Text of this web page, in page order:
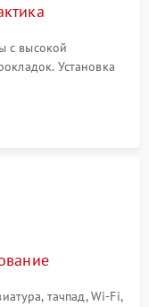
с высокой
Установка
Предварительная
тачпад, Wi-Fi,